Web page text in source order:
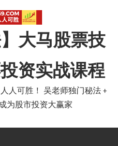
】大马股票技
资实战课程
人可胜！ 吴老师独门秘法 +
为股市投资大赢家